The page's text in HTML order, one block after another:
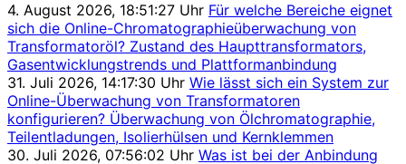
4. August 2026, 18:51:27 Uhr Für welche Bereiche eignet
sich die Online-Chromatographieüberwachung von
Transformatoröl? Zustand des Haupttransformators,
Gasentwicklungstrends und Plattformanbindung
31. Juli 2026, 14:17:30 Uhr Wie lässt sich ein System zur
Online-Überwachung von Transformatoren
konfigurieren? Überwachung von Ölchromatographie,
Teilentladungen, Isolierhülsen und Kernklemmen
30. Juli 2026, 07:56:02 Uhr Was ist bei der Anbindung